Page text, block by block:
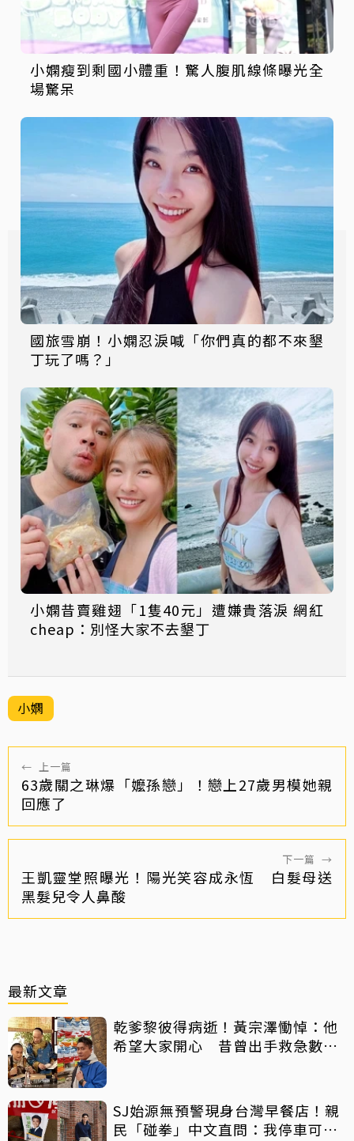
小嫻瘦到剩國小體重！驚人腹肌線條曝光全
場驚呆
國旅雪崩！小嫻忍淚喊「你們真的都不來墾
丁玩了嗎？」
小嫻昔賣雞翅「1隻40元」遭嫌貴落淚 網紅
cheap：別怪大家不去墾丁
小嫻
← 上一篇
63歲關之琳爆「嬤孫戀」！戀上27歲男模她親
回應了
下一篇 →
王凱靈堂照曝光！陽光笑容成永恆 白髮母送
黑髮兒令人鼻酸
最新文章
乾爹黎彼得病逝！黃宗澤慟悼：他
希望大家開心 昔曾出手救急數十
SJ始源無預警現身台灣早餐店！親
民「碰拳」中文直問：我停車可以